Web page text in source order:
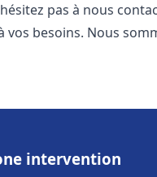
pas à nous
besoins. Nous
intervention